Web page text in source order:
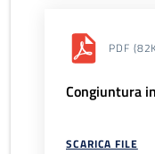
PDF
Congiuntura
SCARICA FILE